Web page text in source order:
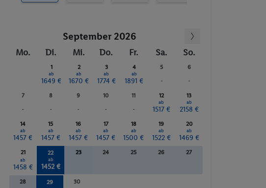
September 2026
Mo. Di. Mi. Do. Fr. Sa. So.
1
ab
1649 €
2
ab
1670 €
3
ab
1774 €
4
ab
1891 €
5
-
6
-
7
-
8
-
9
-
10
-
11
-
12
ab
1517 €
13
ab
2158 €
14
ab
1457 €
15
ab
1457 €
16
ab
1457 €
17
ab
1457 €
18
ab
1500 €
19
ab
1522 €
20
ab
1469 €
21
ab
1458 €
22
ab
1452 €
23 24 25 26 27
28 29 30